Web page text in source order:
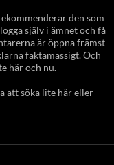
den som
själv i ämnet och få
är öppna främst
faktamässigt. Och
här och nu.
att söka lite här eller